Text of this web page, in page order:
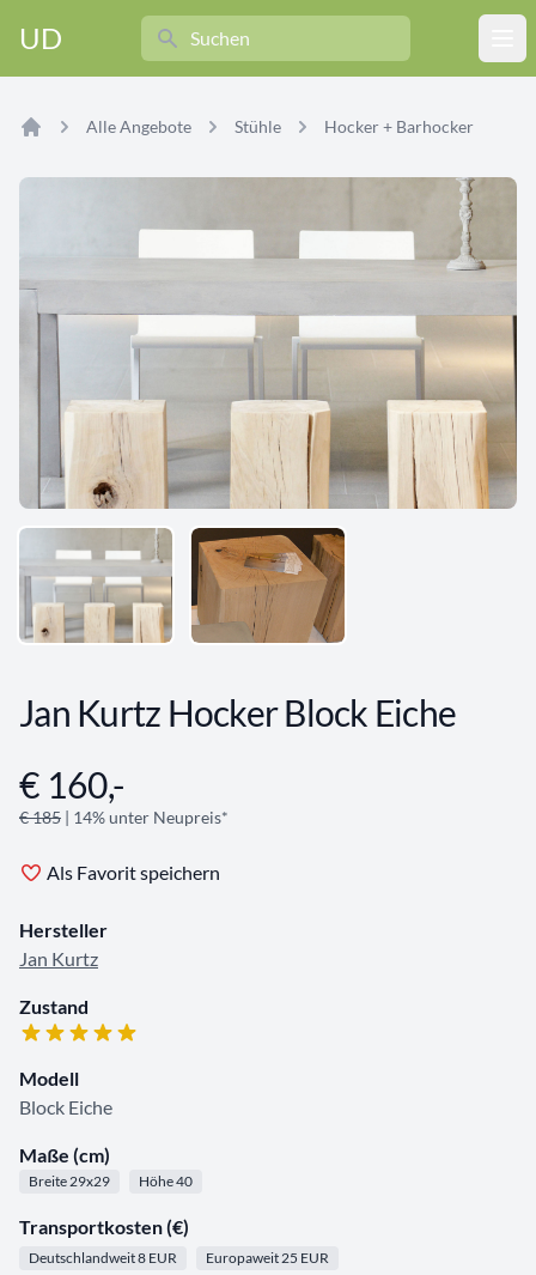
UD
Search
Alle Angebote Stühle Hocker + Barhocker
Jan Kurtz Hocker Block Eiche
Angebotsinformationen
€ 160,-
€ 185 | 14% unter Neupreis*
Als Favorit speichern
Hersteller
Jan Kurtz
Zustand
Modell
Block Eiche
Maße (cm)
Breite 29x29 Höhe 40
Transportkosten (€)
Deutschlandweit 8 EUR Europaweit 25 EUR